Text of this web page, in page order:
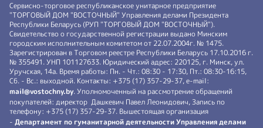
Сервисно-торговое республиканское унитарное предприятие
"ТОРГОВЫЙ ДОМ "ВОСТОЧНЫЙ" Управления делами Президента
Республики Беларусь (РУП "ТОРГОВЫЙ ДОМ "ВОСТОЧНЫЙ").
Свидетельство о государственной регистрации выдано Минским
городским исполнительным комитетом от 22.07.2004г. № 1475.
Зарегистрирован в Торговом реестре Республики Беларусь 17.10.2016 г.
№ 355491. УНП 101127633. Юридический адрес: 220125, г. Минск, ул.
Уручская, 14а. Время работы: Пн. - Чт.: 08:30 - 17:30, Пт.: 08:30-16:15,
Сб. - Вс.: выходной. Контакты: +375 (17) 357-29-37, e-mail:
mail@vostochny.by. Уполномоченный на рассмотрение обращений
покупателей: директор Дашкевич Павел Леонидович, Запись по
телефону: +375 (17) 357-29-37. Вышестоящая организация
- Департамент по гуманитарной деятельности Управления делами